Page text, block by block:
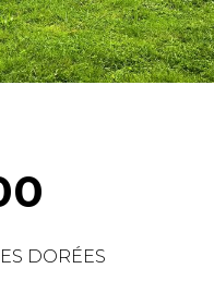
DORÉES